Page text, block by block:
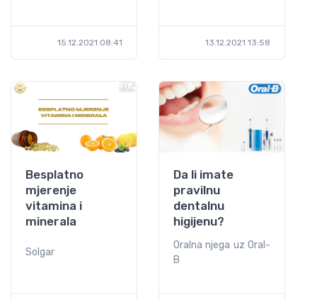
15.12.2021 08:41 13.12.2021 13:58
Besplatno
mjerenje
vitamina i
minerala
Solgar
Da li imate
pravilnu
dentalnu
higijenu?
Oralna njega uz Oral-
B